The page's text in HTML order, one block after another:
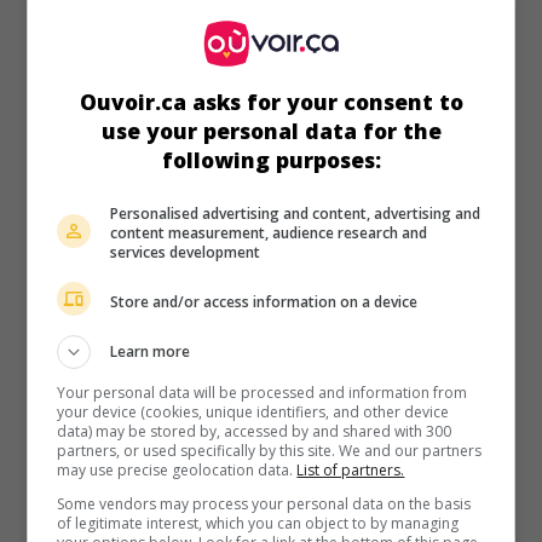
V.O.: Knight and Day
É.-U. 2010. Comédiede James Mangold
Cameron Diaz ,Peter Sarsgaard. Une jeune femme sans
histoire est entraînée dans une folle aventure par un agent
secret en disgrâce.
L'Orpheline
V.O.: Orphan
É.-U. 2009. Drame d'horreurde Jaume Collet-Serra avec
Vera Farmiga,Peter Sarsgaard,Isabelle Fuhrman
après avoir été adoptée par une famille récemment
éprouvée par le deuil d'un enfant, une fillette manifeste des
Ouvoir.ca asks for your consent to
use your personal data for the
following purposes:
Personalised advertising and content, advertising and
content measurement, audience research and
services development
Store and/or access information on a device
Learn more
Your personal data will be processed and information from
your device (cookies, unique identifiers, and other device
data) may be stored by, accessed by and shared with 300
partners, or used specifically by this site. We and our partners
may use precise geolocation data. List of partners.
Some vendors may process your personal data on the basis
of legitimate interest, which you can object to by managing